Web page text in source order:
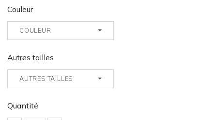
Couleur
COULEUR
Autres tailles
AUTRES TAILLES
Quantité